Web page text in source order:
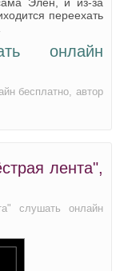
переехать
онлайн
бесплатно, автор
лента",
слушать онлайн